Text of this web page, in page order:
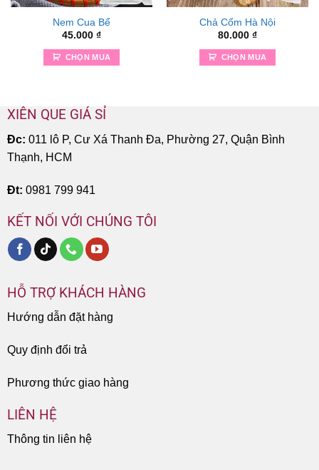
Nem Cua Bể
45.000 ₫
CHỌN MUA
Chả Cốm Hà Nội
80.000 ₫
CHỌN MUA
XIÊN QUE GIÁ SỈ
Đc: 011 lô P, Cư Xá Thanh Đa, Phường 27, Quận Bình
Thạnh, HCM
Đt: 0981 799 941
KẾT NỐI VỚI CHÚNG TÔI
HỖ TRỢ KHÁCH HÀNG
Hướng dẫn đặt hàng
Quy định đổi trả
Phương thức giao hàng
LIÊN HỆ
Thông tin liên hệ